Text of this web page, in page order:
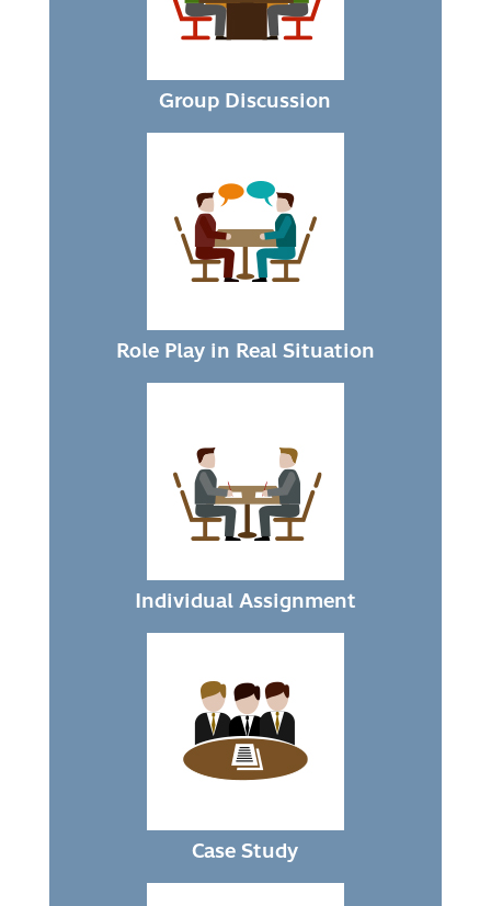
Group Discussion
Role Play in Real Situation
Individual Assignment
Case Study